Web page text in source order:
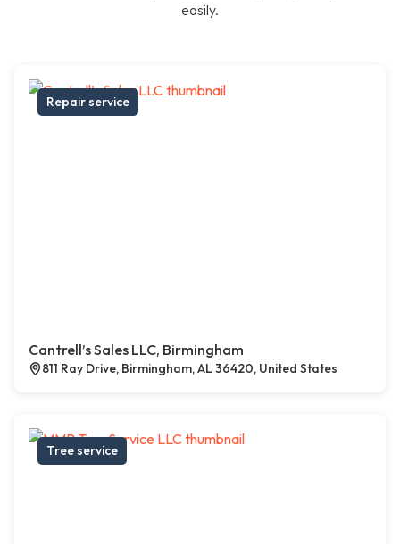
easily.
Repair service
Cantrell’s Sales LLC, Birmingham
811 Ray Drive, Birmingham, AL 36420, United States
Tree service